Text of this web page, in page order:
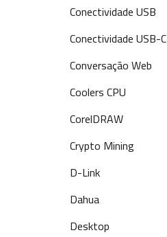
Conectividade USB
Conectividade USB-C
Conversação Web
Coolers CPU
CorelDRAW
Crypto Mining
D-Link
Dahua
Desktop